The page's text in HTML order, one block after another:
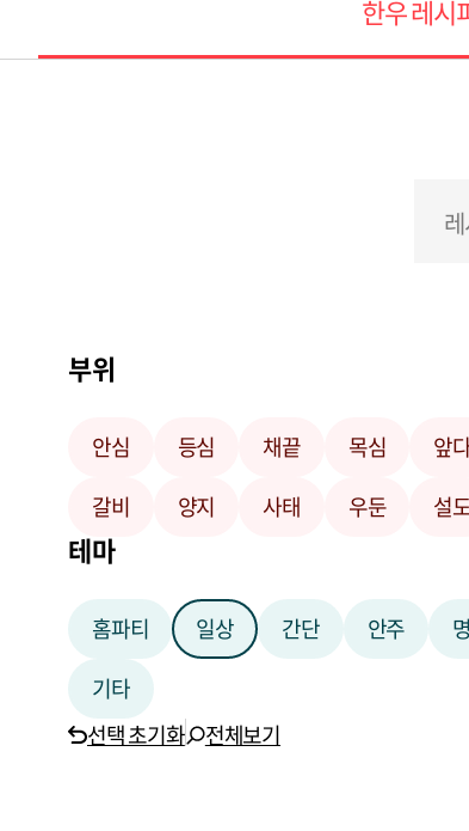
한우 레시
부위
안심 등심 채끝 목심
앞
갈비
양지 사태 우둔 설
테마
홈파티 일상 간단 안주
기타
선택 초기화
전체보기